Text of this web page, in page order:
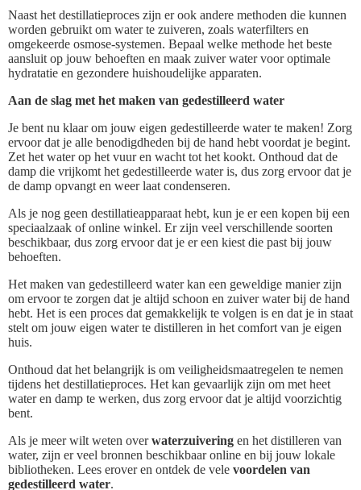
Naast het destillatieproces zijn er ook andere methoden die kunnen
worden gebruikt om water te zuiveren, zoals waterfilters en
omgekeerde osmose-systemen. Bepaal welke methode het beste
aansluit op jouw behoeften en maak zuiver water voor optimale
hydratatie en gezondere huishoudelijke apparaten.
Aan de slag met het maken van gedestilleerd water
Je bent nu klaar om jouw eigen gedestilleerde water te maken! Zorg
ervoor dat je alle benodigdheden bij de hand hebt voordat je begint.
Zet het water op het vuur en wacht tot het kookt. Onthoud dat de
damp die vrijkomt het gedestilleerde water is, dus zorg ervoor dat je
de damp opvangt en weer laat condenseren.
Als je nog geen destillatieapparaat hebt, kun je er een kopen bij een
speciaalzaak of online winkel. Er zijn veel verschillende soorten
beschikbaar, dus zorg ervoor dat je er een kiest die past bij jouw
behoeften.
Het maken van gedestilleerd water kan een geweldige manier zijn
om ervoor te zorgen dat je altijd schoon en zuiver water bij de hand
hebt. Het is een proces dat gemakkelijk te volgen is en dat je in staat
stelt om jouw eigen water te distilleren in het comfort van je eigen
huis.
Onthoud dat het belangrijk is om veiligheidsmaatregelen te nemen
tijdens het destillatieproces. Het kan gevaarlijk zijn om met heet
water en damp te werken, dus zorg ervoor dat je altijd voorzichtig
bent.
Als je meer wilt weten overwaterzuivering en het distilleren van
water, zijn er veel bronnen beschikbaar online en bij jouw lokale
bibliotheken. Lees erover en ontdek de vele voordelen van
gedestilleerd water.